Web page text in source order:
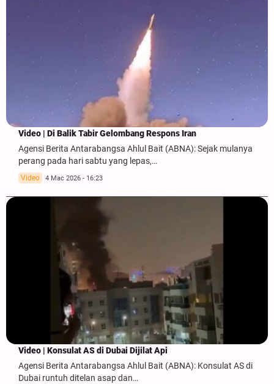
Video | Di Balik Tabir Gelombang Respons Iran
Agensi Berita Antarabangsa Ahlul Bait (ABNA): Sejak mulanya
perang pada hari sabtu yang lepas,…
Video 4 Mac 2026 - 16:23
Video | Konsulat AS di Dubai Dijilat Api
Agensi Berita Antarabangsa Ahlul Bait (ABNA): Konsulat AS di
Dubai runtuh ditelan asap dan…